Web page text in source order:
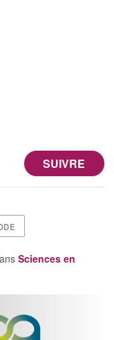
SUIVRE
Sciences en